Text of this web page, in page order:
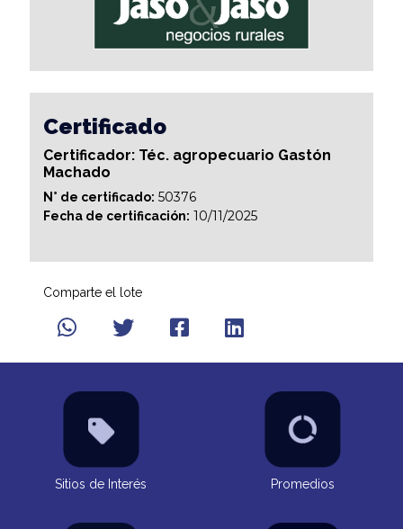
Certificado
Certificador: Téc. agropecuario Gastón
Machado
N° de certificado: 50376
Fecha de certificación: 10/11/2025
Comparte el lote
Sitios de Interés Promedios